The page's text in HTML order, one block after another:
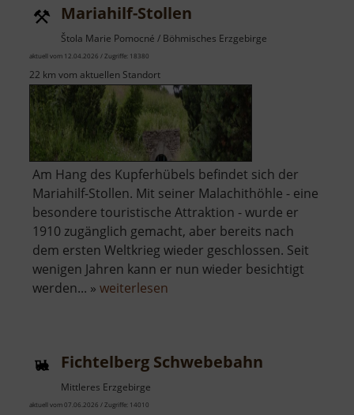
Mariahilf-Stollen
Štola Marie Pomocné / Böhmisches Erzgebirge
aktuell vom 12.04.2026 / Zugriffe: 18380
22 km vom aktuellen Standort
Am Hang des Kupferhübels befindet sich der
Mariahilf-Stollen. Mit seiner Malachithöhle - eine
besondere touristische Attraktion - wurde er
1910 zugänglich gemacht, aber bereits nach
dem ersten Weltkrieg wieder geschlossen. Seit
wenigen Jahren kann er nun wieder besichtigt
werden... » weiterlesen
Fichtelberg Schwebebahn
Mittleres Erzgebirge
aktuell vom 07.06.2026 / Zugriffe: 14010